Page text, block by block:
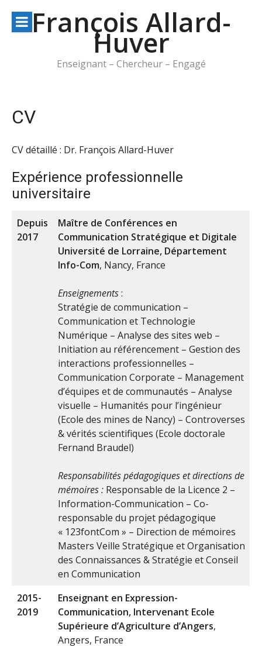
contenuFrançois Allard-
Huver
Enseignant – Chercheur – Engagé
CV
CV détaillé : Dr. François Allard-Huver
Expérience professionnelle
universitaire
Depuis
2017
Maître de Conférences en
Communication Stratégique et Digitale
Université de Lorraine, Département
Info-Com, Nancy, France
Enseignements:
Stratégie de communication –
Communication et Technologie
Numérique – Analyse des sites web –
Initiation au référencement – Gestion des
interactions professionnelles –
Communication Corporate – Management
d’équipes et de communautés – Analyse
visuelle – Humanités pour l’ingénieur
(Ecole des mines de Nancy) – Controverses
& vérités scientifiques (Ecole doctorale
Fernand Braudel)
Responsabilités pédagogiques et directions de
mémoires : Responsable de la Licence 2 –
Information-Communication – Co-
responsable du projet pédagogique
« 123fontCom » – Direction de mémoires
Masters Veille Stratégique et Organisation
des Connaissances & Stratégie et Conseil
en Communication
2015-
2019
Enseignant en Expression-
Communication, Intervenant Ecole
Supérieure d’Agriculture d’Angers,
Angers, France